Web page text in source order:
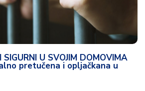
U SVOJIM DOMOVIMA
pretučena i opljačkana u